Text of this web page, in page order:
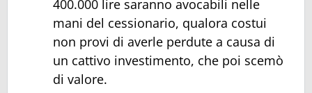
400.000 lire saranno avocabili nelle
mani del cessionario, qualora costui
non provi di averle perdute a causa di
un cattivo investimento, che poi scemò
di valore.